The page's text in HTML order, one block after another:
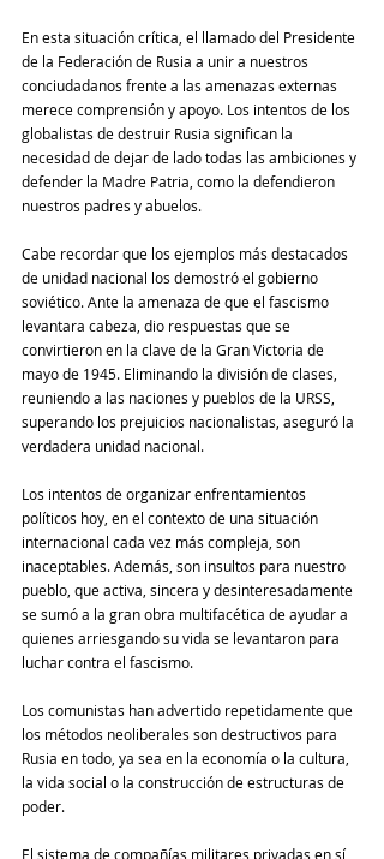
En esta situación crítica, el llamado del Presidente
de la Federación de Rusia a unir a nuestros
conciudadanos frente a las amenazas externas
merece comprensión y apoyo. Los intentos de los
globalistas de destruir Rusia significan la
necesidad de dejar de lado todas las ambiciones y
defender la Madre Patria, como la defendieron
nuestros padres y abuelos.
Cabe recordar que los ejemplos más destacados
de unidad nacional los demostró el gobierno
soviético. Ante la amenaza de que el fascismo
levantara cabeza, dio respuestas que se
convirtieron en la clave de la Gran Victoria de
mayo de 1945. Eliminando la división de clases,
reuniendo a las naciones y pueblos de la URSS,
superando los prejuicios nacionalistas, aseguró la
verdadera unidad nacional.
Los intentos de organizar enfrentamientos
políticos hoy, en el contexto de una situación
internacional cada vez más compleja, son
inaceptables. Además, son insultos para nuestro
pueblo, que activa, sincera y desinteresadamente
se sumó a la gran obra multifacética de ayudar a
quienes arriesgando su vida se levantaron para
luchar contra el fascismo.
Los comunistas han advertido repetidamente que
los métodos neoliberales son destructivos para
Rusia en todo, ya sea en la economía o la cultura,
la vida social o la construcción de estructuras de
poder.
El sistema de compañías militares privadas en sí